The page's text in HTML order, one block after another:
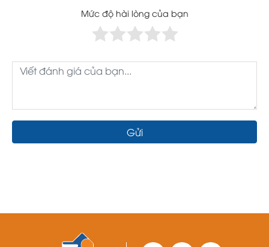
Mức độ hài lòng của bạn
Gửi